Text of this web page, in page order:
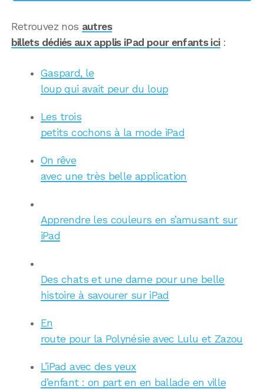
Retrouvez nos autres
billets dédiés aux applis iPad pour enfants ici:
Gaspard, le
loup qui avait peur du loup
Les trois
petits cochons à la mode iPad
On rêve
avec une très belle application
Apprendre les couleurs en s’amusant sur
iPad
Des chats et une dame pour une belle
histoire à savourer sur iPad
En
route pour la Polynésie avec Lulu et Zazou
L’iPad avec des yeux
d’enfant : on part en en ballade en ville